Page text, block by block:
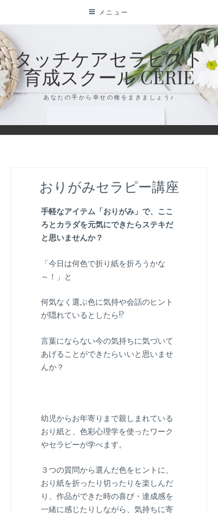
テ
ン
ツ
に
ス
キ
ッ
プ
メニュー
タッチケアセラピスト
育成スクール CERIE
あなたの手から幸せの種をまきましょう♪
おりがみセラピー講座
手軽なアイテム「おりがみ」で、ここ
ろとカラダを元気にできたらステキだ
と思いませんか？
「今日は何色で折り紙を折ろうかな
～！」と
何気なく選ぶ色に気持や会話のヒント
が隠れているとしたら!?
言葉にならない今の気持ちに気づいて
あげることができたらいいと思いませ
んか？
幼児からお年寄りまで親しまれている
おり紙と、色彩心理学を使ったワーク
やセラピーが学べます。
３つの質問から選んだ色をヒントに、
おり紙を折ったり切ったりを楽しんだ
り、作品ができた時の喜び・達成感を
一緒に感じたりしながら、気持ちに寄